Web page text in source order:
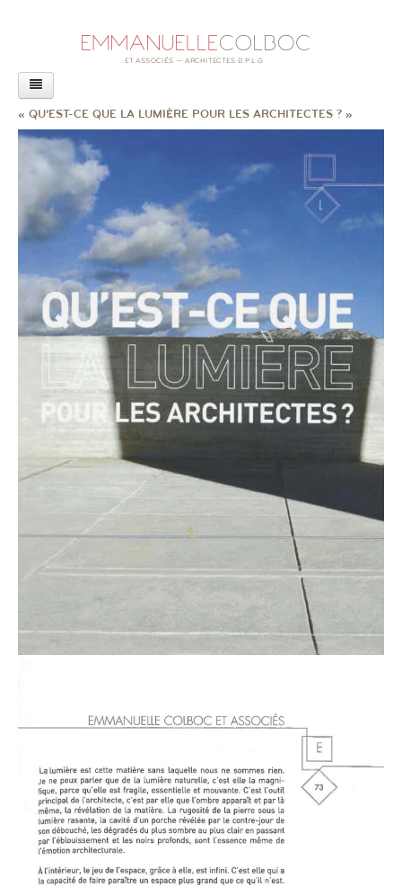
AGENCE
PROJETS
CONFÉRENCES
REVUE DE PRESSE
RAPPORT SUR L’ACCESSIBILITÉ
EXPOSITION
AUTRES ACTUALITÉS
CONTACT
« QU’EST-CE QUE LA LUMIÈRE POUR LES ARCHITECTES ? »